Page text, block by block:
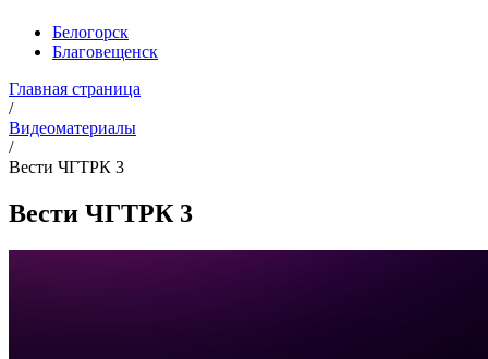
Белогорск
Благовещенск
Главная страница
/
Видеоматериалы
/
Вести ЧГТРК 3
Вести ЧГТРК 3